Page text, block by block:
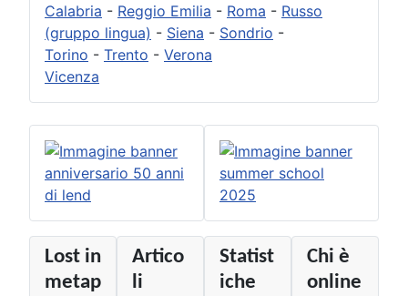
Calabria - Reggio Emilia - Roma - Russo
(gruppo lingua) - Siena - Sondrio -
Torino - Trento - Verona
Vicenza
Lost in
metap
Artico
li
Statist
iche
Chi è
online